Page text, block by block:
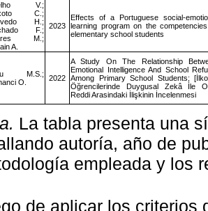
V.;
C.;
H.;
F.;
M.;
A.
2023
Effects of a Portuguese social-
learning program on the
elementary school students
M.S.;
O.
2022
A Study On The Relationship
Emotional Intelligence And School
Among Primary School Students;
Öğrencilerinde Duygusal Zekâ İle
Reddi Arasindaki İlişkinin İncelenmesi
La tabla presenta una
autoría, año de
empleada y los
de aplicar los criterios